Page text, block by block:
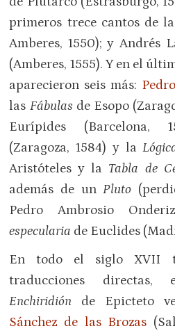
primeros trece cantos de la
Amberes, 1550); y Andrés
(Amberes, 1555). Y en el
aparecieron seis más:
las Fábulas de Esopo
Eurípides (Barcelona,
(Zaragoza, 1584) y la
Aristóteles y la Tabla de
además de unPluto
Pedro Ambrosio
especularia de Euclides
En todo el siglo XVII
traducciones directas,
Enchiridión de Epicteto
Sánchez de las Brozas